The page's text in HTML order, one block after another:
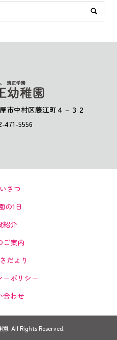
市中村区藤江町４－３２
471-5556
さつ
の1日
紹介
ご案内
だより
ーポリシー
合わせ
. All Rights Reserved.